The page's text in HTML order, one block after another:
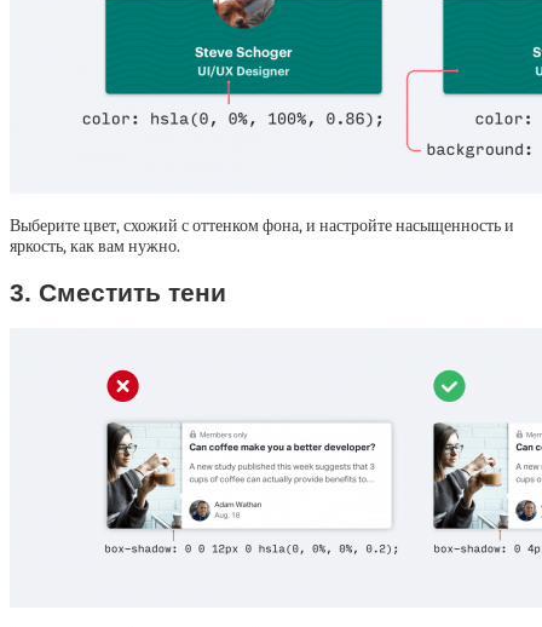
Выберите цвет, схожий с оттенком фона, и настройте насыщенность и
яркость, как вам нужно.
3. Сместить тени